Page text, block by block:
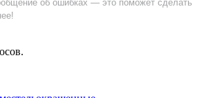
об ошибках — это поможет сделать